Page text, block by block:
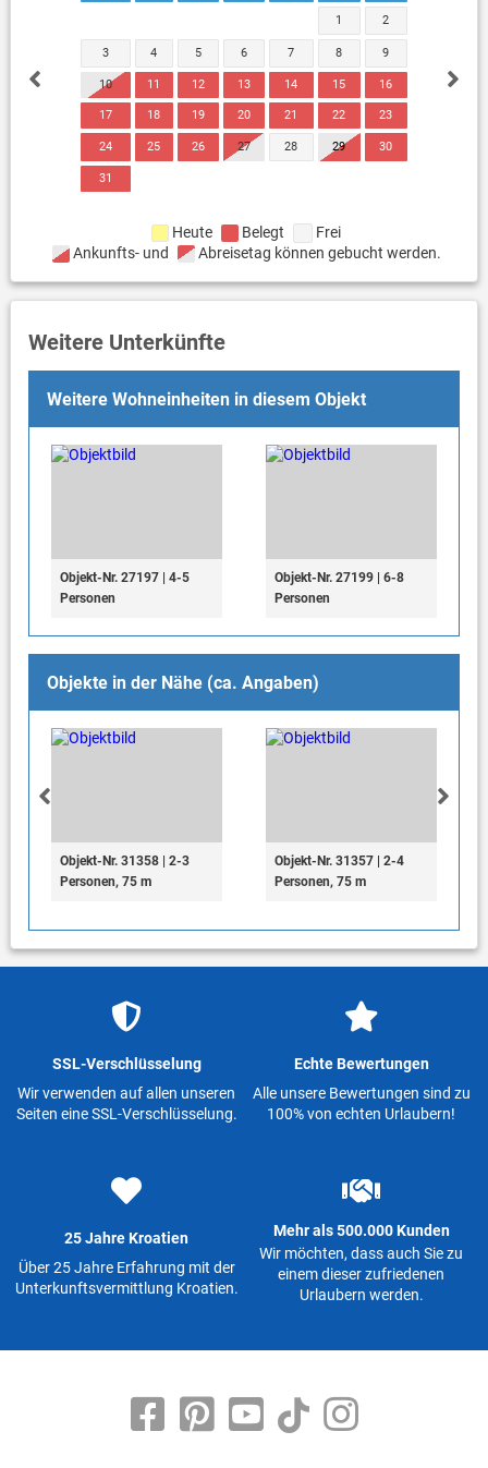
1 2
3 4 5 6 7 8 9
10 11 12 13 14 15 16
17 18 19 20 21 22 23
24 25 26 27 28 29 30
31
Heute Belegt
Frei
Ankunfts- und
Abreisetag können gebucht werden.
Weitere Unterkünfte
Weitere Wohneinheiten in diesem Objekt
Objekt-Nr. 27197 | 4-5
Personen
Objekt-Nr. 27199 | 6-8
Personen
Objekte in der Nähe (ca. Angaben)
Objekt-Nr. 31358 | 2-3
Personen, 75 m
Objekt-Nr. 31357 | 2-4
Personen, 75 m
SSL-Verschlüsselung
Wir verwenden auf allen unseren
Seiten eine SSL-Verschlüsselung.
Echte Bewertungen
Alle unsere Bewertungen sind zu
100% von echten Urlaubern!
25 Jahre Kroatien
Über 25 Jahre Erfahrung mit der
Unterkunftsvermittlung Kroatien.
Mehr als 500.000 Kunden
Wir möchten, dass auch Sie zu
einem dieser zufriedenen
Urlaubern werden.